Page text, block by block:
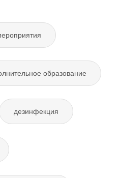
образование
дезинфекция